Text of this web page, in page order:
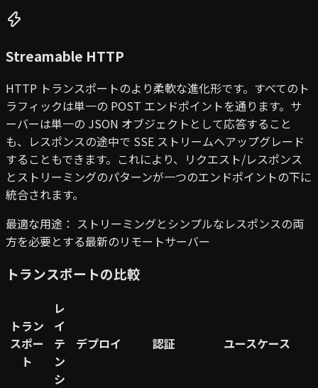
Streamable HTTP
HTTP トランスポートのより柔軟な進化形です。すべてのト
ラフィックは単一の POST エンドポイントを通ります。サ
ーバーは単一の JSON オブジェクトとして応答すること
も、レスポンスの途中で SSE ストリームへアップグレード
することもできます。これにより、リクエスト/レスポンス
とストリーミングのパターンが一つのエンドポイントの下に
統合されます。
最適な用途： ストリーミングとシンプルなレスポンスの両
方を必要とする最新のリモートサーバー
トランスポートの比較
トラン
スポー
ト
レ
イ
テ
ン
シ
デプロイ 認証 ユースケース